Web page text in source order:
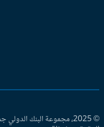
© 2025، مجموعة البنك الدولي جميع